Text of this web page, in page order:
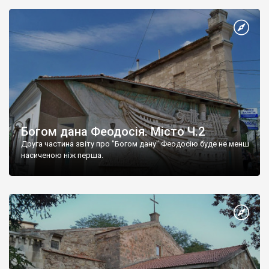
Богом дана Феодосія. Місто Ч.2
Друга частина звіту про "Богом дану" Феодосію буде не менш
насиченою ніж перша.